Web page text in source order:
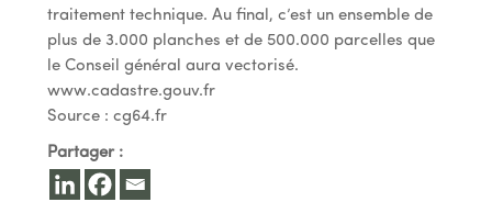
traitement technique. Au final, c’est un ensemble de
plus de 3.000 planches et de 500.000 parcelles que
le Conseil général aura vectorisé.
www.cadastre.gouv.fr
Source : cg64.fr
Partager :